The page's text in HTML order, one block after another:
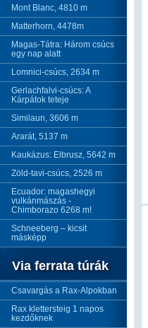
Mont Blanc, 4810 m
Matterhorn, 4478m
Magas-Tátra: Három csúcs
egy nap alatt
Lomnici-csúcs, 2634 m
Gerlachfalvi-csúcs: A
Kárpátok teteje
Similaun, 3606 m
Ararát, 5137 m
Kaukázus: Elbrusz, 5642 m
Zöld-tavi-csúcs, 2526 m
Ecuador: magashegyi
vulkánmászás -
Chimborazo 6268 m!
Schneeberg – kicsit
másképp
Via ferrata túrák
Csavargás a Rax-Alpokban
Rax klettersteig 1 napos
kezdőknek